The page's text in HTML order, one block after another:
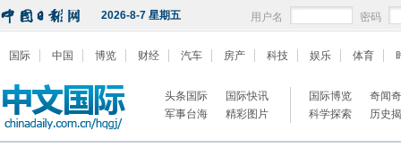
2026-8-7 星期五 用户名 密码
国际 中国 博览 财经 汽车 房产 科技 娱乐 体育
头条国际
国际快讯
军事台海
精彩图片
国际博览
奇闻
科学探索
历史